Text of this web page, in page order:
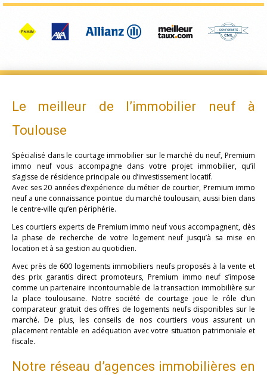
Le meilleur de l’immobilier neuf à
Toulouse
Spécialisé dans le courtage immobilier sur le marché du neuf, Premium
immo neuf vous accompagne dans votre projet immobilier, qu’il
s’agisse de résidence principale ou d’investissement locatif.
Avec ses 20 années d’expérience du métier de courtier, Premium immo
neuf a une connaissance pointue du marché toulousain, aussi bien dans
le centre-ville qu’en périphérie.
Les courtiers experts de Premium immo neuf vous accompagnent, dès
la phase de recherche de votre logement neuf jusqu’à sa mise en
location et à sa gestion au quotidien.
Avec près de 600 logements immobiliers neufs proposés à la vente et
des prix garantis direct promoteurs, Premium immo neuf s’impose
comme un partenaire incontournable de la transaction immobilière sur
la place toulousaine. Notre société de courtage joue le rôle d’un
comparateur gratuit des offres de logements neufs disponibles sur le
marché. De plus, les conseils de nos courtiers vous assurent un
placement rentable en adéquation avec votre situation patrimoniale et
fiscale.
Notre réseau d’agences immobilières en